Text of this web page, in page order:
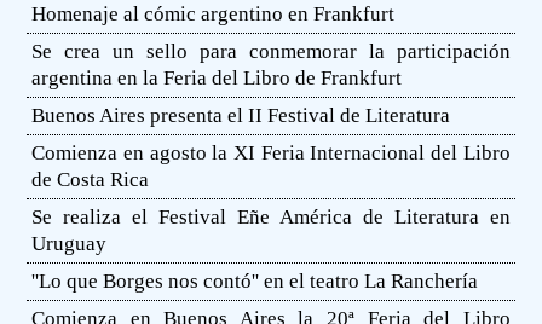
Homenaje al cómic argentino en Frankfurt
Se crea un sello para conmemorar la participación
argentina en la Feria del Libro de Frankfurt
Buenos Aires presenta el II Festival de Literatura
Comienza en agosto la XI Feria Internacional del Libro
de Costa Rica
Se realiza el Festival Eñe América de Literatura en
Uruguay
''Lo que Borges nos contó'' en el teatro La Ranchería
Comienza en Buenos Aires la 20ª Feria del Libro